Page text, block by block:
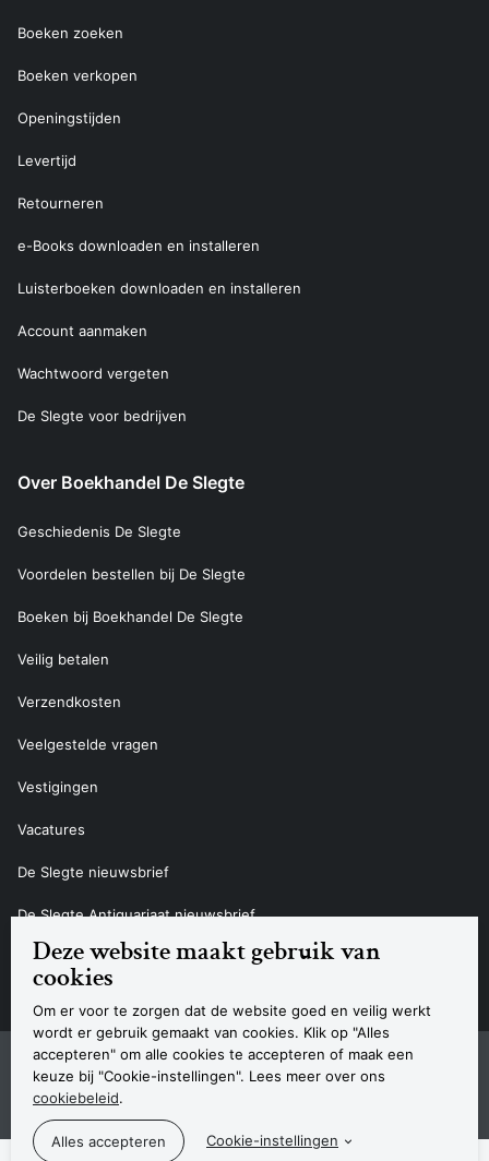
Deze website maakt gebruik van
cookies
Om er voor te zorgen dat de website goed en veilig werkt
wordt er gebruik gemaakt van cookies. Klik op "Alles
accepteren" om alle cookies te accepteren of maak een
keuze bij "Cookie-instellingen". Lees meer over ons
cookiebeleid.
Cookie-instellingen
Boeken zoeken
Boeken verkopen
Openingstijden
Levertijd
Retourneren
e-Books downloaden en installeren
Luisterboeken downloaden en installeren
Account aanmaken
Wachtwoord vergeten
De Slegte voor bedrijven
Over Boekhandel De Slegte
Geschiedenis De Slegte
Voordelen bestellen bij De Slegte
Boeken bij Boekhandel De Slegte
Veilig betalen
Verzendkosten
Veelgestelde vragen
Vestigingen
Vacatures
De Slegte nieuwsbrief
De Slegte Antiquariaat nieuwsbrief
Contact
Navigatie
SitemapPrivacyverklaring CookieverklaringAlgemene voorwaardenDisclaimer
Contact